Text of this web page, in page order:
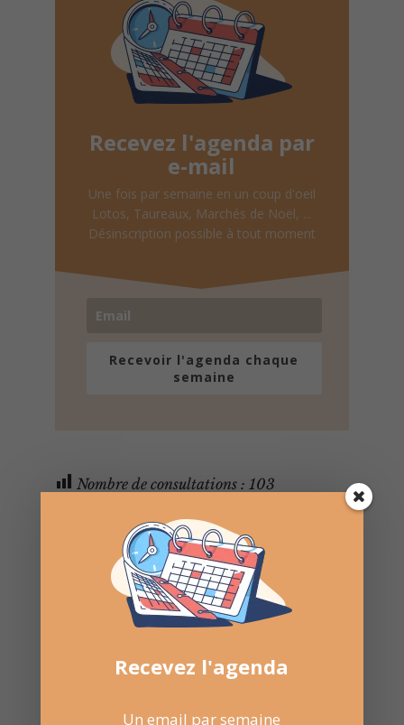
Recevez l'agenda par
e-mail
Une fois par semaine en un coup d'oeil
Lotos, Taureaux, Marchés de Noël, ...
Désinscription possible à tout moment
Recevoir l'agenda chaque
semaine
Nombre de consultations : 103
Recevez l'agenda
Un email par semaine